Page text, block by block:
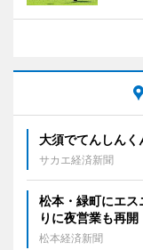
大須でてんしん
サカエ経済新聞
松本・緑町にエ
りに夜営業も再開
松本経済新聞